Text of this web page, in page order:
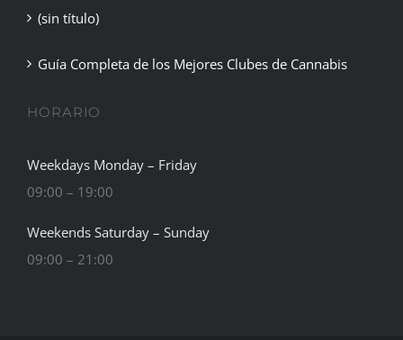
Madrid Madrid Social Club
ByMax | septiembre 3rd, 2024
Cannabis Social Clubs
Descubre Weed Club Chamberí: Un Espacio